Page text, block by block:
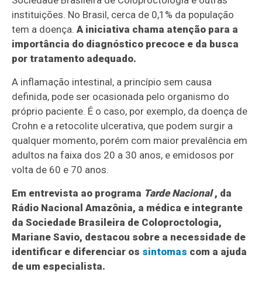
instituições. No Brasil, cerca de 0,1% da população
tem a doença.A iniciativa chama atenção para a
importância do diagnóstico precoce e da busca
por tratamento adequado.
A inflamação intestinal, a princípio sem causa
definida, pode ser ocasionada pelo organismo do
próprio paciente. É o caso, por exemplo, da doença de
Crohn e a retocolite ulcerativa, que podem surgir a
qualquer momento, porém com maior prevalência em
adultos na faixa dos 20 a 30 anos, e emidosos por
volta de 60 e 70 anos.
Em entrevista ao programa Tarde Nacional, da
Rádio Nacional Amazônia, a médica e integrante
da Sociedade Brasileira de Coloproctologia,
Mariane Savio, destacou sobre a necessidade de
identificar e diferenciar os sintomas com a ajuda
de um especialista.